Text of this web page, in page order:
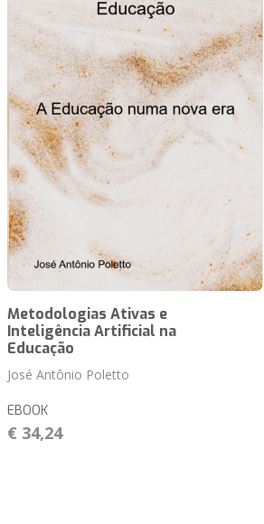
Metodologias Ativas e
Inteligência Artificial na
Educação
José Antônio Poletto
EBOOK
€ 34,24